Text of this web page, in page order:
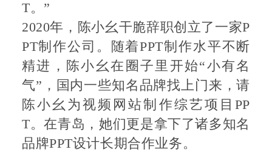
T。”
2020年，陈小幺干脆辞职创立了一家P
PT制作公司。随着PPT制作水平不断
精进，陈小幺在圈子里开始“小有名
气”，国内一些知名品牌找上门来，请
陈小幺为视频网站制作综艺项目PP
T。在青岛，她们更是拿下了诸多知名
品牌PPT设计长期合作业务。